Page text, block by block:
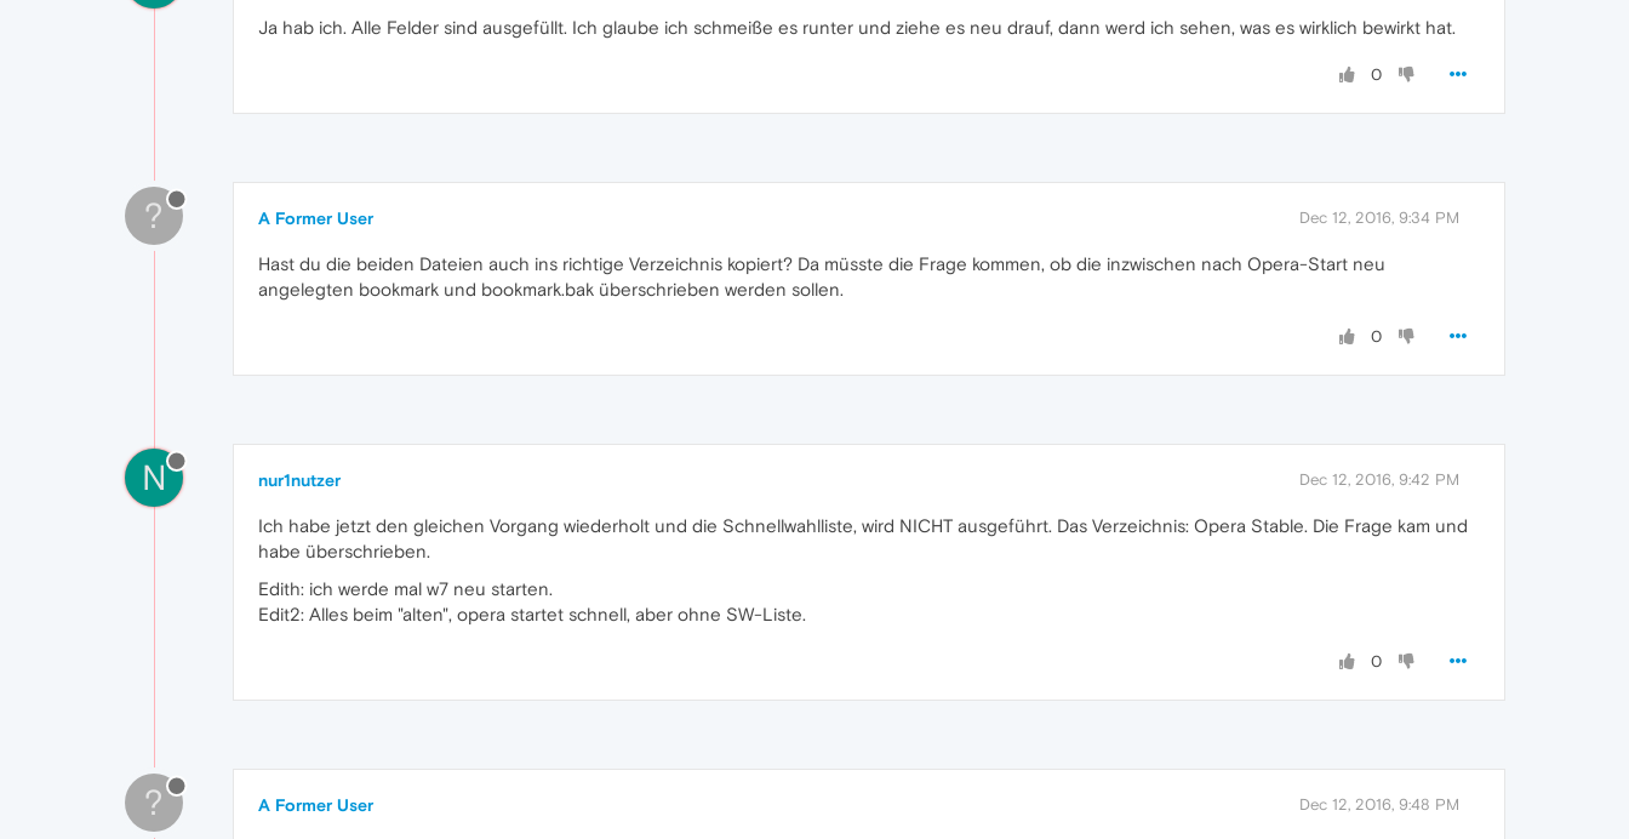
Ja hab ich. Alle Felder sind ausgefüllt. Ich glaube ich schmeiße es runter und ziehe es neu drauf, dann werd ich sehen, was es wirklich bewirkt hat.
0
? A Former User Dec 12, 2016, 9:34 PM
Hast du die beiden Dateien auch ins richtige Verzeichnis kopiert? Da müsste die Frage kommen, ob die inzwischen nach Opera-Start neu
angelegten bookmark und bookmark.bak überschrieben werden sollen.
0
N nur1nutzer Dec 12, 2016, 9:42 PM
Ich habe jetzt den gleichen Vorgang wiederholt und die Schnellwahlliste, wird NICHT ausgeführt. Das Verzeichnis: Opera Stable. Die Frage kam und
habe überschrieben.
Edith: ich werde mal w7 neu starten.
Edit2: Alles beim "alten", opera startet schnell, aber ohne SW-Liste.
0
? A Former User Dec 12, 2016, 9:48 PM